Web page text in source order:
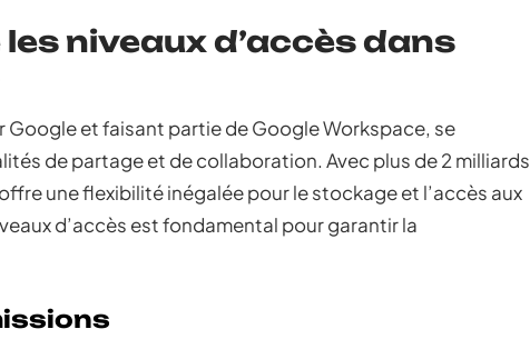
niveaux d’accès dans
Google et faisant partie de Google Workspace, se
de partage et de collaboration. Avec plus de 2 milliards
une flexibilité inégalée pour le stockage et l’accès aux
d’accès est fondamental pour garantir la